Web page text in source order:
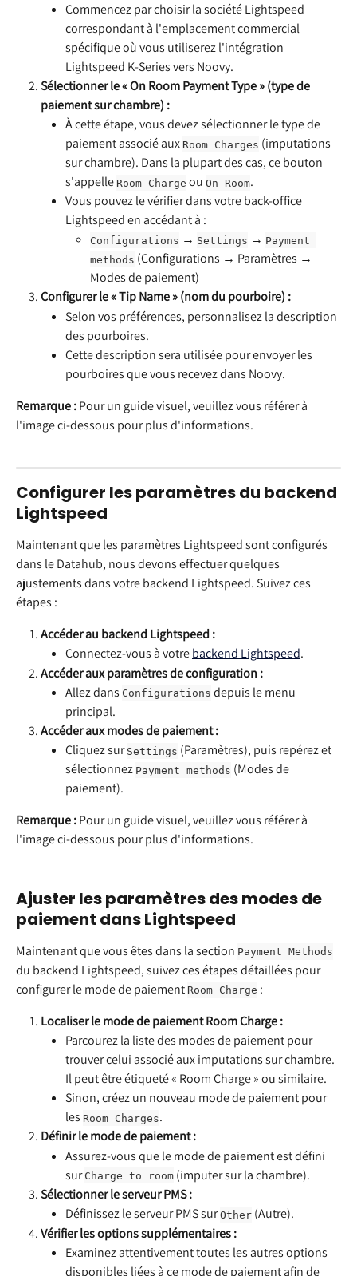
Commencez par choisir la société Lightspeed
correspondant à l'emplacement commercial
spécifique où vous utiliserez l'intégration
Lightspeed K-Series vers Noovy.
Sélectionner le « On Room Payment Type » (type de
paiement sur chambre) :
À cette étape, vous devez sélectionner le type de
paiement associé aux Room Charges (imputations
sur chambre). Dans la plupart des cas, ce bouton
s'appelle Room Charge ou On Room.
Vous pouvez le vérifier dans votre back-office
Lightspeed en accédant à :
Configurations → Settings → Payment
methods (Configurations → Paramètres →
Modes de paiement)
Configurer le « Tip Name » (nom du pourboire) :
Selon vos préférences, personnalisez la description
des pourboires.
Cette description sera utilisée pour envoyer les
pourboires que vous recevez dans Noovy.
Remarque : Pour un guide visuel, veuillez vous référer à
l'image ci-dessous pour plus d'informations.
Configurer les paramètres du backend
Lightspeed
Maintenant que les paramètres Lightspeed sont configurés
dans le Datahub, nous devons effectuer quelques
ajustements dans votre backend Lightspeed. Suivez ces
étapes :
Accéder au backend Lightspeed :
Connectez-vous à votre backend Lightspeed.
Accéder aux paramètres de configuration :
Allez dans Configurations depuis le menu
principal.
Accéder aux modes de paiement :
Cliquez sur Settings (Paramètres), puis repérez et
sélectionnez Payment methods (Modes de
paiement).
Remarque : Pour un guide visuel, veuillez vous référer à
l'image ci-dessous pour plus d'informations.
Ajuster les paramètres des modes de
paiement dans Lightspeed
Maintenant que vous êtes dans la section Payment Methods
du backend Lightspeed, suivez ces étapes détaillées pour
configurer le mode de paiement Room Charge :
Localiser le mode de paiement Room Charge :
Parcourez la liste des modes de paiement pour
trouver celui associé aux imputations sur chambre.
Il peut être étiqueté « Room Charge » ou similaire.
Sinon, créez un nouveau mode de paiement pour
les Room Charges.
Définir le mode de paiement :
Assurez-vous que le mode de paiement est défini
sur Charge to room (imputer sur la chambre).
Sélectionner le serveur PMS :
Définissez le serveur PMS sur Other (Autre).
Vérifier les options supplémentaires :
Examinez attentivement toutes les autres options
disponibles liées à ce mode de paiement afin de